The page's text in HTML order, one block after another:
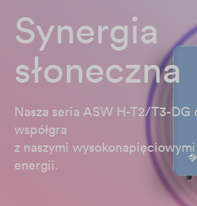
Synergia
słoneczna
Nasza seria ASW H-T2/T3-DG
współgra
z naszymi
energii.